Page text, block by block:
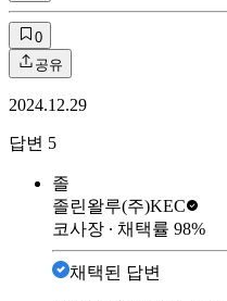
0
공유
2024.12.29
답변 5
졸
졸린왈루(주)KEC
코사장 ∙ 채택률 98%
채택된 답변